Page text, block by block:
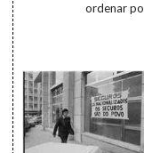
ordenar